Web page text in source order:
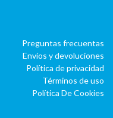
Preguntas frecuentas
Envíos y devoluciones
Política de privacidad
Términos de uso
Política De Cookies